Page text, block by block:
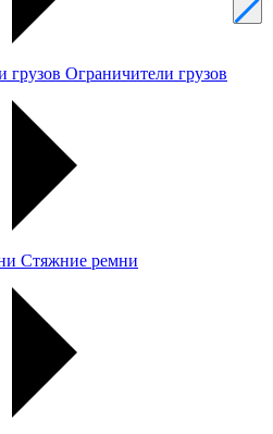
Ограничители грузов
Стяжние ремни